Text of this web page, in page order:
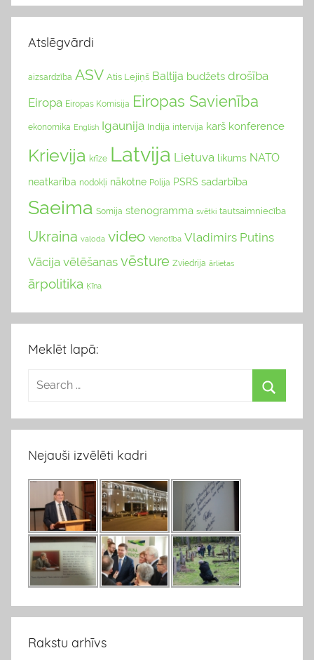
Atslēgvārdi
aizsardzība ASV Atis Lejiņš Baltija budžets drošība
Eiropa Eiropas Komisija Eiropas Savienība
ekonomika English Igaunija Indija intervija karš konference
Krievija krīze Latvija Lietuva likums NATO
neatkarība nodokļi nākotne Polija PSRS sadarbība
Saeima Somija stenogramma svētki tautsaimniecība
Ukraina valoda video Vienotība Vladimirs Putins
Vācija vēlēšanas vēsture Zviedrija ārlietas
ārpolitika Ķīna
Meklēt lapā:
Nejauši izvēlēti kadri
Rakstu arhīvs